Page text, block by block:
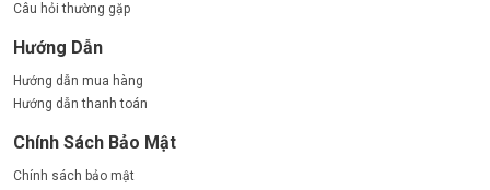
Câu hỏi thường gặp
Hướng Dẫn
Hướng dẫn mua hàng
Hướng dẫn thanh toán
Chính Sách Bảo Mật
Chính sách bảo mật